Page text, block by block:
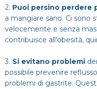
2. Puoi persino perdere
a mangiare sano. Ci sono
velocemente e senza
contribuisce all'obesità,
3. Si evitano problemi
possibile prevenire
problemi di gastrite.